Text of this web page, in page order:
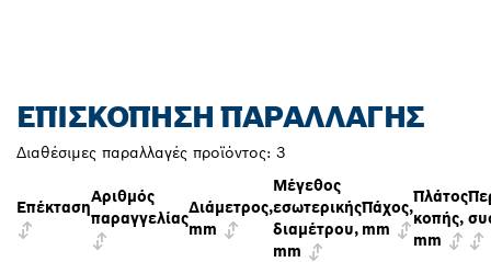
ΕΠΙΣΚΌΠΗΣΗ ΠΑΡΑΛΛΑΓΉΣ
Διαθέσιμες παραλλαγές προϊόντος: 3
Επέκταση
Αριθμός
παραγγελίας
Διάμετρος,
mm
Μέγεθος
εσωτερικής
διαμέτρου,
mm
Πάχος,
mm
Πλάτος
κοπής,
mm